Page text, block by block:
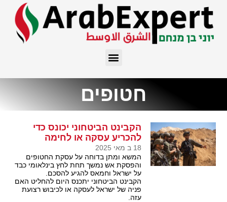
חטופים
הקבינט הביטחוני יכונס כדי
להכריע עסקה או לחימה
18 ב מאי 2025
המשא ומתן בדוחה על עסקת החטופים
והפסקת אש נמשך תחת לחץ בינלאומי כבד
על ישראל וחמאס להגיע להסכם.
הקבינט הביטחוני יתכנס היום להחליט האם
פניה של ישראל לעסקה או לכיבוש רצועת
עזה.